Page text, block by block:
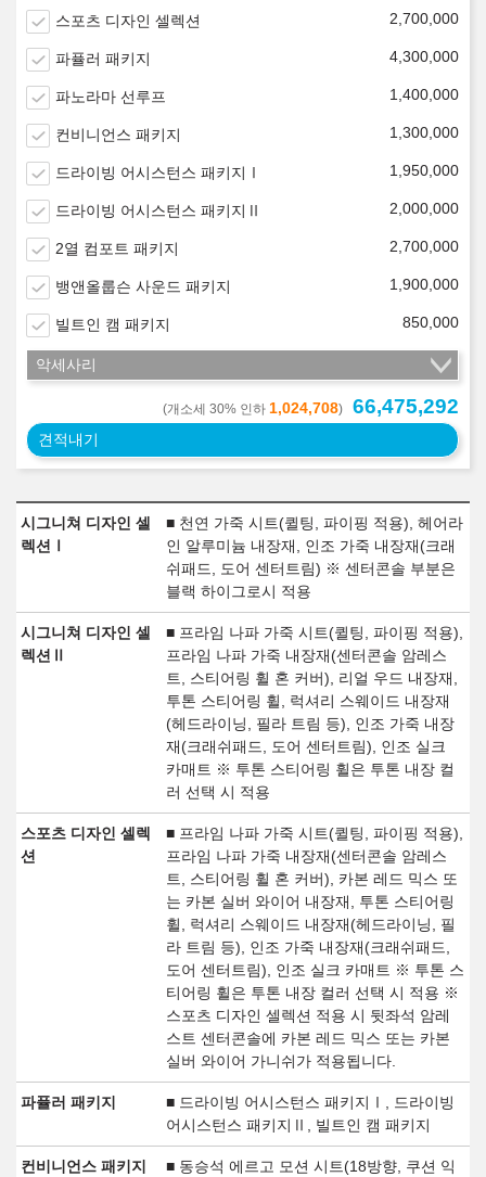
스포츠 디자인 셀렉션 2,700,000
파퓰러 패키지 4,300,000
파노라마 선루프 1,400,000
컨비니언스 패키지 1,300,000
드라이빙 어시스턴스 패키지Ⅰ 1,950,000
드라이빙 어시스턴스 패키지Ⅱ 2,000,000
2열 컴포트 패키지 2,700,000
뱅앤올룹슨 사운드 패키지 1,900,000
빌트인 캠 패키지 850,000
악세사리
(개소세 30% 인하 1,024,708) 66,475,292
견적내기
시그니쳐 디자인 셀
렉션Ⅰ
■ 천연 가죽 시트(퀼팅, 파이핑 적용), 헤어라
인 알루미늄 내장재, 인조 가죽 내장재(크래
쉬패드, 도어 센터트림) ※ 센터콘솔 부분은
블랙 하이그로시 적용
시그니쳐 디자인 셀
렉션Ⅱ
■ 프라임 나파 가죽 시트(퀼팅, 파이핑 적용),
프라임 나파 가죽 내장재(센터콘솔 암레스
트, 스티어링 휠 혼 커버), 리얼 우드 내장재,
투톤 스티어링 휠, 럭셔리 스웨이드 내장재
(헤드라이닝, 필라 트림 등), 인조 가죽 내장
재(크래쉬패드, 도어 센터트림), 인조 실크
카매트 ※ 투톤 스티어링 휠은 투톤 내장 컬
러 선택 시 적용
스포츠 디자인 셀렉
션
■ 프라임 나파 가죽 시트(퀼팅, 파이핑 적용),
프라임 나파 가죽 내장재(센터콘솔 암레스
트, 스티어링 휠 혼 커버), 카본 레드 믹스 또
는 카본 실버 와이어 내장재, 투톤 스티어링
휠, 럭셔리 스웨이드 내장재(헤드라이닝, 필
라 트림 등), 인조 가죽 내장재(크래쉬패드,
도어 센터트림), 인조 실크 카매트 ※ 투톤 스
티어링 휠은 투톤 내장 컬러 선택 시 적용 ※
스포츠 디자인 셀렉션 적용 시 뒷좌석 암레
스트 센터콘솔에 카본 레드 믹스 또는 카본
실버 와이어 가니쉬가 적용됩니다.
파퓰러 패키지
■ 드라이빙 어시스턴스 패키지Ⅰ, 드라이빙
어시스턴스 패키지Ⅱ, 빌트인 캠 패키지
컨비니언스 패키지
■ 동승석 에르고 모션 시트(18방향, 쿠션 익